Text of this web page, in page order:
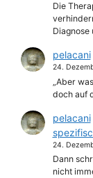
Die
Diagnose
pelacani
24.
„Aber
doch auf
pelacani
24.
Dann
nicht